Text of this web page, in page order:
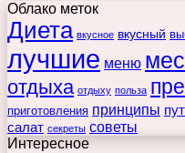
Облако меток
Диета вкусное вкусный
лучшие меню
отдыха отдыху польза
приготовления принципы
салат секреты советы
Интересное